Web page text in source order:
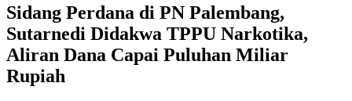
Sidang Perdana di PN Palembang,
Sutarnedi Didakwa TPPU Narkotika,
Aliran Dana Capai Puluhan Miliar
Rupiah